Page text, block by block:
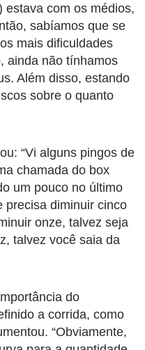
estava com os médios,
sabíamos que se
mais dificuldades
ainda não tínhamos
Além disso, estando
sobre o quanto
“Vi alguns pingos de
chamada do box
um pouco no último
precisa diminuir cinco
onze, talvez seja
talvez você saia da
do
a corrida, como
“Obviamente,